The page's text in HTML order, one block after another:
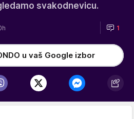
svakodnevicu.
1
u vaš Google izbor